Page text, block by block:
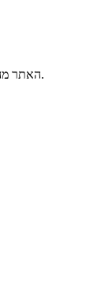
האתר מהווה בית לכל מגדלי דגי הנוי. הכנסו למערכת הפורומים שלנו ותוכלו לשאול כל שאלה בנושא דגי נוי.